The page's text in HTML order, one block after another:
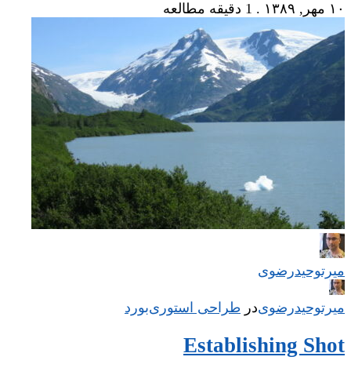
۱۰ مهر, ۱۳۸۹
. 1 دقیقه مطالعه
میر‌توحیدرضوی
میر‌توحیدرضویدر طراحی استوری‌بورد
Establishing Shot